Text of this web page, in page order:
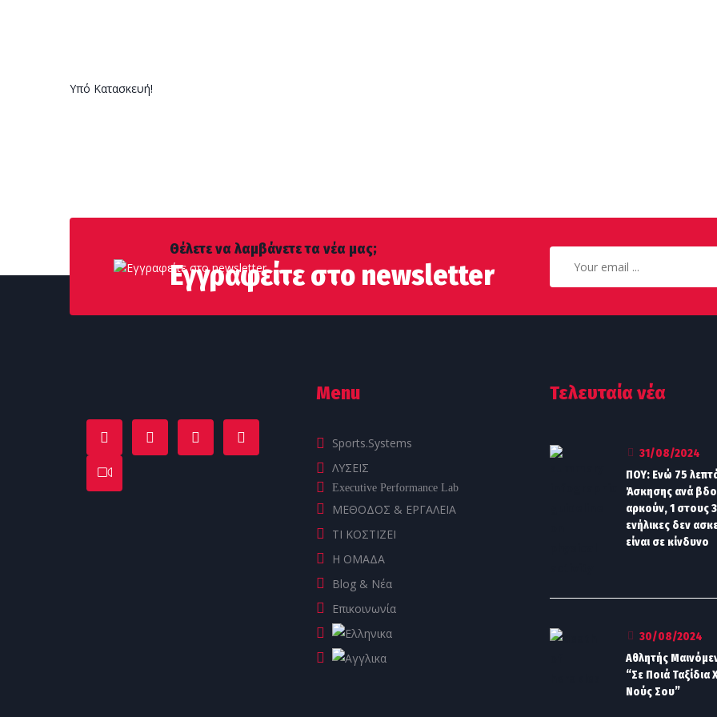
Υπό Κατασκευή!
Θέλετε να λαμβάνετε τα νέα μας;
Εγγραφείτε στο newsletter
Menu
Sports.Systems
ΛΥΣΕΙΣ
Executive Performance Lab
ΜΕΘΟΔΟΣ & ΕΡΓΑΛΕΙΑ
ΤΙ ΚΟΣΤΙΖΕΙ
Η ΟΜΑΔΑ
Blog & Νέα
Επικοινωνία
Τελευταία νέα
31/08/2024
ΠΟΥ: Ενώ 75
Άσκησης ανά
αρκούν, 1 στους 3
ενήλικες δεν
είναι σε κίνδυνο
30/08/2024
Αθλητής
“Σε Ποιά Ταξίδια
Νούς Σου”